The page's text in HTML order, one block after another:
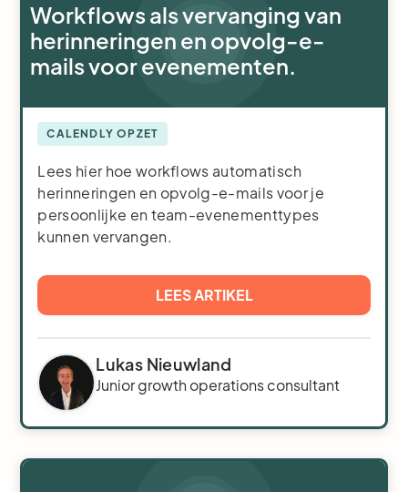
Workflows als vervanging van
herinneringen en opvolg-e-
mails voor evenementen.
CALENDLY OPZET
Lees hier hoe workflows automatisch
herinneringen en opvolg-e-mails voor je
persoonlijke en team-evenementtypes
kunnen vervangen.
LEES ARTIKEL
Lukas Nieuwland
Junior growth operations consultant